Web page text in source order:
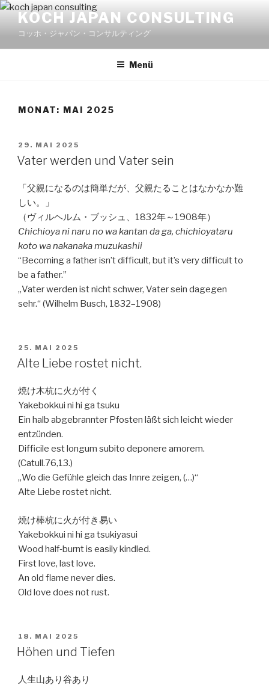
Zum
Inhalt
springen
KOCH JAPAN CONSULTING
コッホ・ジャパン・コンサルティング
Menü
MONAT: MAI 2025
VERÖFFENTLICHT
AM
29. MAI 2025
Vater werden und Vater sein
「父親になるのは簡単だが、父親たることはなかなか難
しい。」
（ヴィルヘルム・ブッシュ、1832年～1908年）
Chichioya ni naru no wa kantan da ga, chichioyataru
koto wa nakanaka muzukashii
“Becoming a father isn’t difficult, but it’s very difficult to
be a father.”
„Vater werden ist nicht schwer, Vater sein dagegen
sehr.“ (Wilhelm Busch, 1832–1908)
VERÖFFENTLICHT
AM
25. MAI 2025
Alte Liebe rostet nicht.
焼け木杭に火が付く
Yakebokkui ni hi ga tsuku
Ein halb abgebrannter Pfosten läßt sich leicht wieder
entzünden.
Difficile est longum subito deponere amorem.
(Catull.76,13.)
„Wo die Gefühle gleich das Innre zeigen, (…)“
Alte Liebe rostet nicht.
焼け棒杭に火が付き易い
Yakebokkui ni hi ga tsukiyasui
Wood half‐burnt is easily kindled.
First love, last love.
An old flame never dies.
Old love does not rust.
VERÖFFENTLICHT
AM
18. MAI 2025
Höhen und Tiefen
人生山あり谷あり